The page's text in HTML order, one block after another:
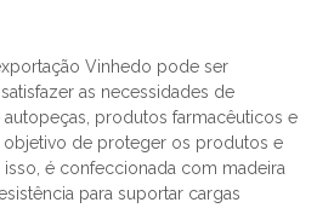
Vinhedo pode ser
as necessidades de
produtos farmacêuticos e
de proteger os produtos e
isso, é confeccionada com madeira
para suportar cargas